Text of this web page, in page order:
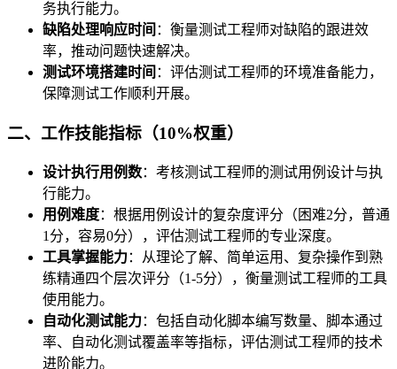
务执行能力。
缺陷处理响应时间 ：衡量测试工程师对缺陷的跟进效
率，推动问题快速解决。
测试环境搭建时间 ：评估测试工程师的环境准备能力，
保障测试工作顺利开展。
二、工作技能指标（10%权重）
设计执行用例数：考核测试工程师的测试用例设计与执
行能力。
用例难度：根据用例设计的复杂度评分（困难2分，普通
1分，容易0分），评估测试工程师的专业深度。
工具掌握能力：从理论了解、简单运用、复杂操作到熟
练精通四个层次评分（1-5分），衡量测试工程师的工具
使用能力。
自动化测试能力：包括自动化脚本编写数量、脚本通过
率、自动化测试覆盖率等指标，评估测试工程师的技术
进阶能力。